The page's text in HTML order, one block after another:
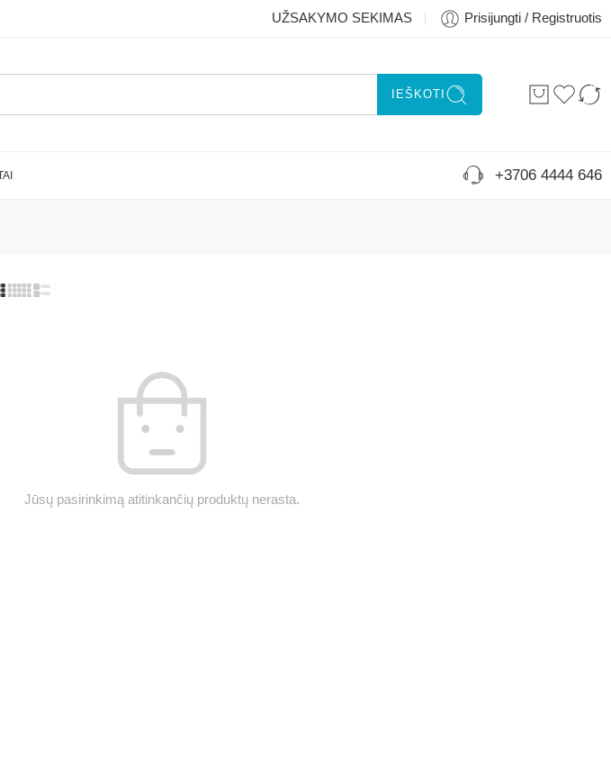
UŽSAKYMO SEKIMAS Prisijungti / Registruotis
IEŠKOTI
+3706 4444 646
Jūsų pasirinkimą atitinkančių produktų nerasta.